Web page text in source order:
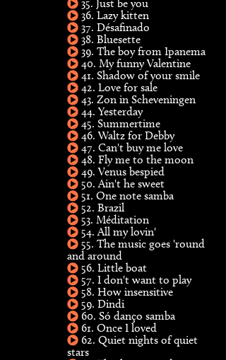
35. Just be you
36. Lazy kitten
37. Désafinado
38. Bluesette
39. The boy from Ipanema
40. My funny Valentine
41. Shadow of your smile
42. Love for sale
43. Zon in Scheveningen
44. Yesterday
45. Summertime
46. Waltz for Debby
47. Can't buy me love
48. Fly me to the moon
49. Venus bespied
50. Ain't he sweet
51. One note samba
52. Brazil
53. Méditation
54. All my lovin'
55. The music goes 'round
and around
56. Little boat
57. I don't want to play
58. How insensitive
59. Dindi
60. Só danço samba
61. Once I loved
62. Quiet nights of quiet
stars